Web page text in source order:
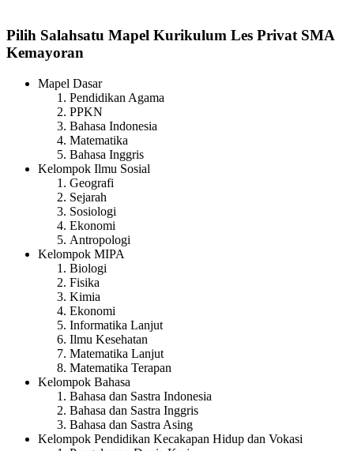
Pilih Salahsatu Mapel Kurikulum Les Privat SMA
Kemayoran
Mapel Dasar
Pendidikan Agama
PPKN
Bahasa Indonesia
Matematika
Bahasa Inggris
Kelompok Ilmu Sosial
Geografi
Sejarah
Sosiologi
Ekonomi
Antropologi
Kelompok MIPA
Biologi
Fisika
Kimia
Ekonomi
Informatika Lanjut
Ilmu Kesehatan
Matematika Lanjut
Matematika Terapan
Kelompok Bahasa
Bahasa dan Sastra Indonesia
Bahasa dan Sastra Inggris
Bahasa dan Sastra Asing
Kelompok Pendidikan Kecakapan Hidup dan Vokasi